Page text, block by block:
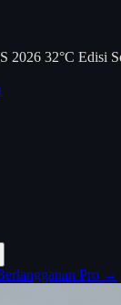
2026 32°C Edisi
Pro →